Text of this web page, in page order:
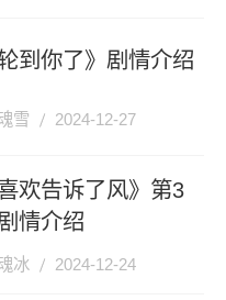
到你了》剧情介绍
雪 2024-12-27
喜欢告诉了风》第3
情介绍
冰 2024-12-24